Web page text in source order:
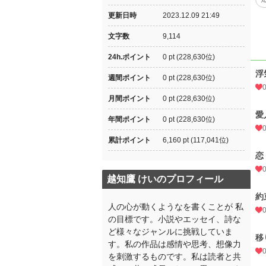
浮
0
愛
0
恋
0
約
0
移
0
更新日時 2023.12.09 21:49
文字数 9,114
24h.ポイント 0 pt (228,630位)
週間ポイント 0 pt (228,630位)
月間ポイント 0 pt (228,630位)
年間ポイント 0 pt (228,630位)
累計ポイント 6,160 pt (117,041位)
越知鷹 けいのプロフィール
人の心が動くようなを書くことが 私
の目標です。小説やエッセイ、詩な
ど様々なジャンルに挑戦していま
す。私の作品は感情や思考、想像力
を刺激するものです。私は読者と共